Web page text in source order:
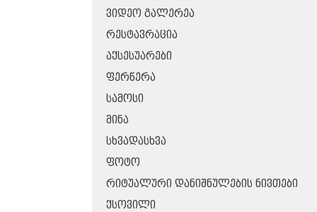
ᲕᲘᲓᲔᲝ ᲒᲐᲚᲔᲠᲔᲐ
ᲠᲔᲡᲢᲐᲕᲠᲐᲪᲘᲐ
ᲐᲥᲡᲔᲡᲣᲐᲠᲔᲑᲘ
ᲤᲔᲠᲬᲔᲠᲐ
ᲡᲐᲛᲝᲡᲘ
ᲛᲘᲜᲐ
ᲡᲮᲕᲐᲓᲐᲡᲮᲕᲐ
ᲤᲝᲢᲝ
ᲠᲘᲢᲣᲐᲚᲣᲠᲘ ᲓᲐᲜᲘᲨᲜᲣᲚᲔᲑᲘᲡ ᲜᲘᲕᲗᲔᲑᲘ
ᲥᲡᲝᲕᲘᲚᲘ